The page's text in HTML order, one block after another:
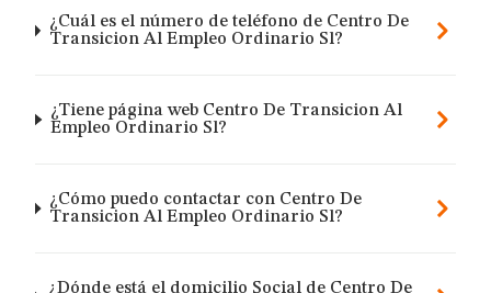
¿Cuál es el número de teléfono de Centro De
Transicion Al Empleo Ordinario Sl?
¿Tiene página web Centro De Transicion Al
Empleo Ordinario Sl?
¿Cómo puedo contactar con Centro De
Transicion Al Empleo Ordinario Sl?
¿Dónde está el domicilio Social de Centro De